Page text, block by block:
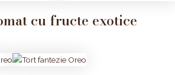
cu fructe exotice